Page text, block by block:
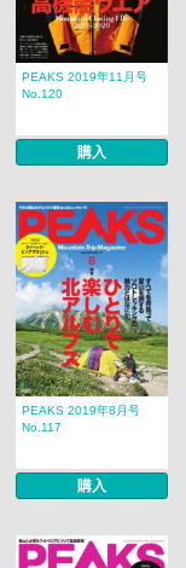
PEAKS 2019年11月号
No.120
購入
PEAKS 2019年8月号
No.117
購入